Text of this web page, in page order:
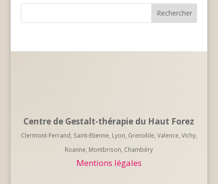
Centre de Gestalt-thérapie du Haut Forez
Clermont-Ferrand, Saint-Etienne, Lyon, Grenoble, Valence, Vichy,
Roanne, Montbrison, Chambéry
Mentions légales